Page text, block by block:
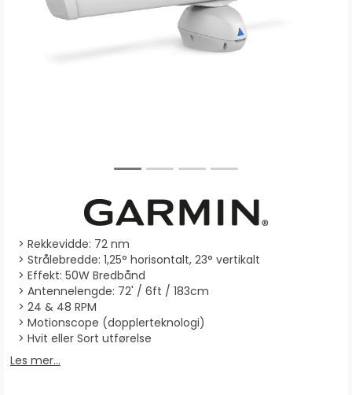
Rekkevidde: 72 nm
Strålebredde: 1,25° horisontalt, 23° vertikalt
Effekt: 50W Bredbånd
Antennelengde: 72' / 6ft / 183cm
24 & 48 RPM
Motionscope (dopplerteknologi)
Hvit eller Sort utførelse
Les mer...